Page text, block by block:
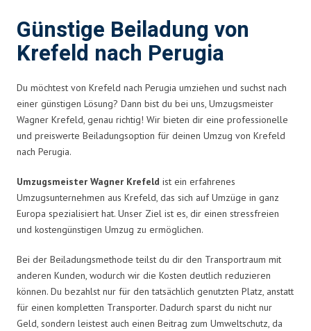
Günstige Beiladung von
Krefeld nach Perugia
Du möchtest von Krefeld nach Perugia umziehen und suchst nach
einer günstigen Lösung? Dann bist du bei uns, Umzugsmeister
Wagner Krefeld, genau richtig! Wir bieten dir eine professionelle
und preiswerte Beiladungsoption für deinen Umzug von Krefeld
nach Perugia.
Umzugsmeister Wagner Krefeld ist ein erfahrenes
Umzugsunternehmen aus Krefeld, das sich auf Umzüge in ganz
Europa spezialisiert hat. Unser Ziel ist es, dir einen stressfreien
und kostengünstigen Umzug zu ermöglichen.
Bei der Beiladungsmethode teilst du dir den Transportraum mit
anderen Kunden, wodurch wir die Kosten deutlich reduzieren
können. Du bezahlst nur für den tatsächlich genutzten Platz, anstatt
für einen kompletten Transporter. Dadurch sparst du nicht nur
Geld, sondern leistest auch einen Beitrag zum Umweltschutz, da